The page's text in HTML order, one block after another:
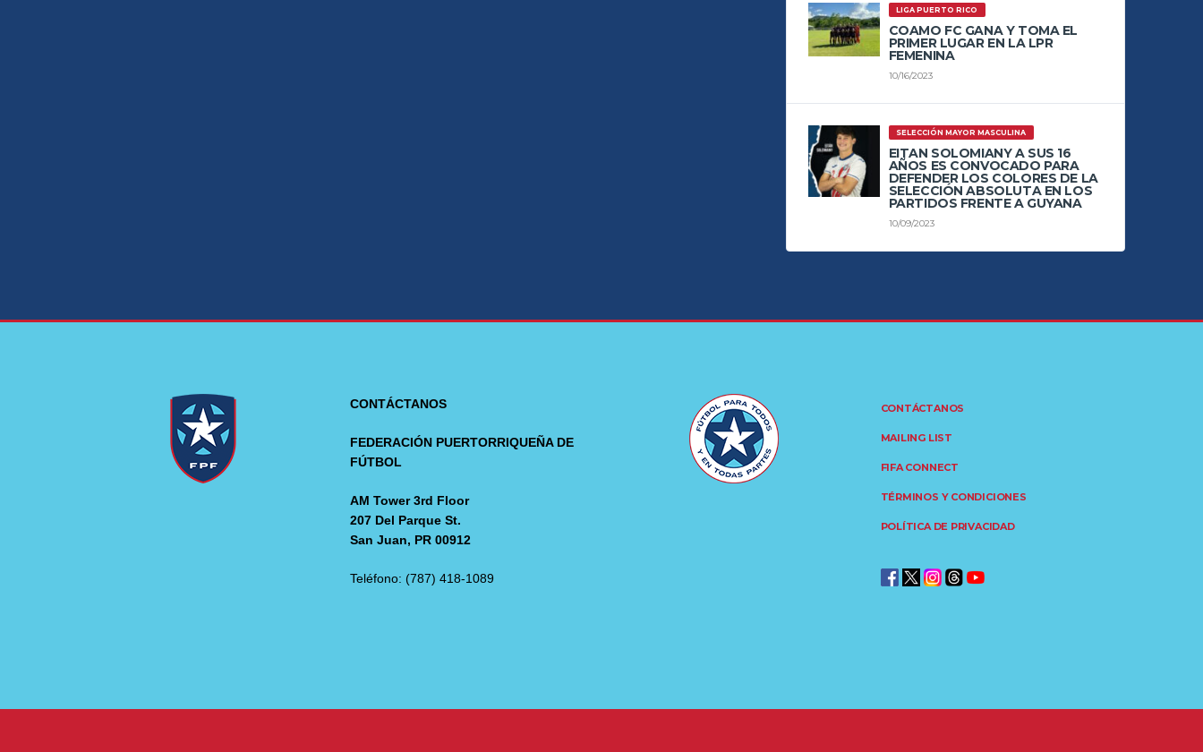
LIGA PUERTO RICO
COAMO FC GANA Y TOMA EL
PRIMER LUGAR EN LA LPR
FEMENINA
10/16/2023
SELECCIÓN MAYOR MASCULINA
EITAN SOLOMIANY A SUS 16
AÑOS ES CONVOCADO PARA
DEFENDER LOS COLORES DE LA
SELECCIÓN ABSOLUTA EN LOS
PARTIDOS FRENTE A GUYANA
10/09/2023
CONTÁCTANOS
FEDERACIÓN PUERTORRIQUEÑA DE
FÚTBOL
AM Tower 3rd Floor
207 Del Parque St.
San Juan, PR 00912
Teléfono: (787) 418-1089
CONTÁCTANOS
MAILING LIST
FIFA CONNECT
TÉRMINOS Y CONDICIONES
POLÍTICA DE PRIVACIDAD